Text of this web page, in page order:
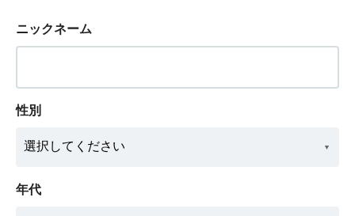
ニックネーム
性別
年代